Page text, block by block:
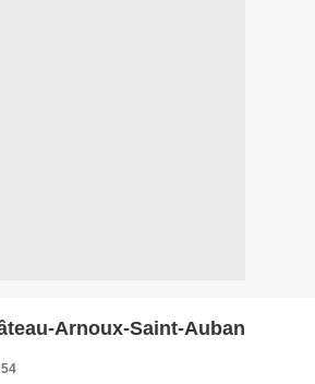
Arnoux-Saint-Auban